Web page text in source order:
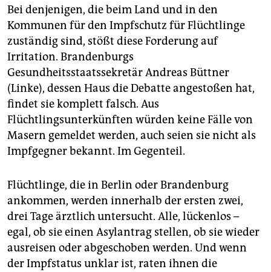
Bei denjenigen, die beim Land und in den
Kommunen für den Impfschutz für Flüchtlinge
zuständig sind, stößt diese Forderung auf
Irritation. Brandenburgs
Gesundheitsstaatssekretär Andreas Büttner
(Linke), dessen Haus die Debatte angestoßen hat,
findet sie komplett falsch. Aus
Flüchtlingsunterkünften würden keine Fälle von
Masern gemeldet werden, auch seien sie nicht als
Impfgegner bekannt. Im Gegenteil.
Flüchtlinge, die in Berlin oder Brandenburg
ankommen, werden innerhalb der ersten zwei,
drei Tage ärztlich untersucht. Alle, lückenlos –
egal, ob sie einen Asylantrag stellen, ob sie wieder
ausreisen oder abgeschoben werden. Und wenn
der Impfstatus unklar ist, raten ihnen die